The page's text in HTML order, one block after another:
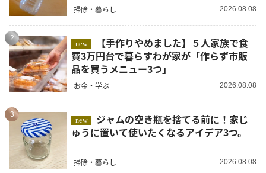
掃除・暮らし 2026.08.08
2
new
費3万円台で暮らすわが家が「作らず市販
品を買うメニュー3つ」
お金・学ぶ 2026.08.08
3
new
ゅうに置いて使いたくなるアイデア3つ。
掃除・暮らし 2026.08.08